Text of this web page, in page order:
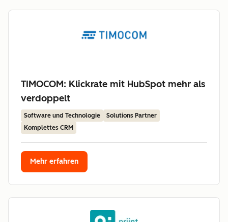
TIMOCOM: Klickrate mit HubSpot mehr als
verdoppelt
Software und Technologie
Solutions Partner
Komplettes CRM
Mehr erfahren